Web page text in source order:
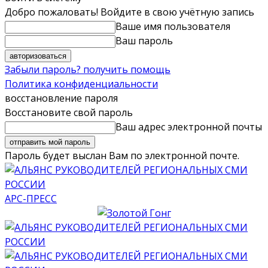
Добро пожаловать! Войдите в свою учётную запись
Ваше имя пользователя
Ваш пароль
Забыли пароль? получить помощь
Политика конфиденциальности
восстановление пароля
Восстановите свой пароль
Ваш адрес электронной почты
Пароль будет выслан Вам по электронной почте.
АРС-ПРЕСС